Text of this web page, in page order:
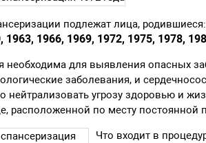
подлежат лица,
1963, 1966, 1969, 1972, 1975, 1978,
необходима для выявления опасных
заболевания, и
нейтрализовать угрозу здоровью и
расположенной по месту постоянной
Что входит в